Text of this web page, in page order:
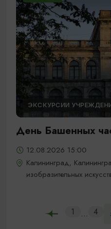
ЭКСКУРСИИ
День Башенных
12.08.2026 15:00
Калининград,
изобразительных
1 ... 4